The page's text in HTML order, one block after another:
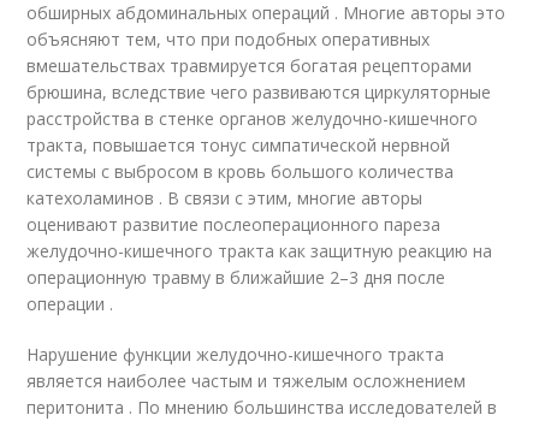
обширных абдоминальных операций . Многие авторы это
объясняют тем, что при подобных оперативных
вмешательствах травмируется богатая рецепторами
брюшина, вследствие чего развиваются циркуляторные
расстройства в стенке органов желудочно-кишечного
тракта, повышается тонус симпатической нервной
системы с выбросом в кровь большого количества
катехоламинов . В связи с этим, многие авторы
оценивают развитие послеоперационного пареза
желудочно-кишечного тракта как защитную реакцию на
операционную травму в ближайшие 2–3 дня после
операции .
Нарушение функции желудочно-кишечного тракта
является наиболее частым и тяжелым осложнением
перитонита . По мнению большинства исследователей в